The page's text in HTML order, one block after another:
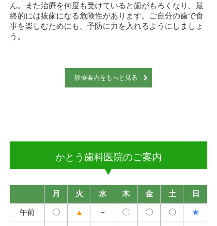
ん。また治療を何度も受けていると歯がもろくなり、最
終的には抜歯になる危険性があります。ご自分の歯で食
事を楽しむためにも、予防に力を入れるようにしましょ
う。
診療案内をもっと見る
かとう歯科医院のご案内
月 火 水 木 金 土 日
午前 〇 ▲ － 〇 〇 〇 ★